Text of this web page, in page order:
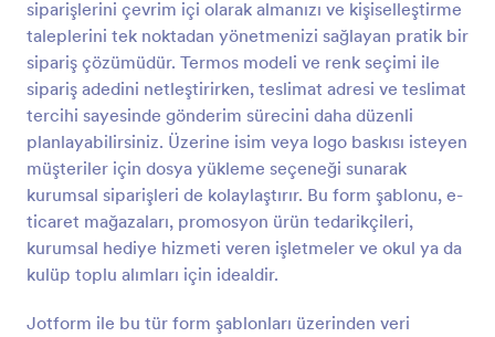
siparişlerini çevrim içi olarak almanızı ve kişiselleştirme
taleplerini tek noktadan yönetmenizi sağlayan pratik bir
sipariş çözümüdür. Termos modeli ve renk seçimi ile
sipariş adedini netleştirirken, teslimat adresi ve teslimat
tercihi sayesinde gönderim sürecini daha düzenli
planlayabilirsiniz. Üzerine isim veya logo baskısı isteyen
müşteriler için dosya yükleme seçeneği sunarak
kurumsal siparişleri de kolaylaştırır. Bu form şablonu, e-
ticaret mağazaları, promosyon ürün tedarikçileri,
kurumsal hediye hizmeti veren işletmeler ve okul ya da
kulüp toplu alımları için idealdir.
Jotform ile bu tür form şablonları üzerinden veri
Önizleme